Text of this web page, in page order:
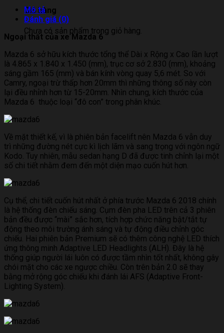
Giỏ hàng
Chưa có sản phẩm trong giỏ hàng.
Mô tả
Đánh giá (0)
Ngoại thất của xe Mazda 6
Mazda 6 sở hữu kích thước tổng thể Dài x Rộng x Cao lần lượt
là 4.865 x 1.840 x 1.450 (mm), trục cơ sở 2.830 (mm), khoảng
sáng gầm 165 (mm) và bán kính vòng quay 5,6 mét. So với
Camry, ngoại trừ thấp hơn 20mm thì những thông số này còn
lại đều nhỉnh hơn từ 15-20mm. Nhìn chung, kích thước của
Mazda 6 thuộc loại “đô con” trong phân khúc.
Về mặt thiết kế, vì là phiên bản facelift nên Mazda 6 vẫn duy
trì những đường nét cực kì lịch lãm và sang trọng với ngôn ngữ
Kodo. Tuy nhiên, mẫu sedan hạng D đã được tinh chỉnh lại một
số chi tiết nhằm đem đến một diện mạo cuốn hút hơn.
Cụ thể, chi tiết cuốn hút nhất ở phía trước Mazda 6 2018 chính
là hệ thống đèn chiếu sáng. Cụm đèn pha LED trên cả 3 phiên
bản đều được “mài” sắc hơn, tích hợp chức năng bật/tắt tự
động theo môi trường ánh sáng và tự động điều chỉnh góc
chiếu. Hai phiên bản Premium sẽ có thêm công nghệ LED thích
ứng thông minh Adaptive LED Headlights (ALH). Đây là hệ
thống giúp người lái luôn có được tầm nhìn tốt nhất, không gây
chói mặt cho các xe ngược chiều. Còn trên bản 2.0 sẽ thay
bằng mở rộng góc chiếu khi đánh lái AFS (Adaptive Front-
Lighting System).